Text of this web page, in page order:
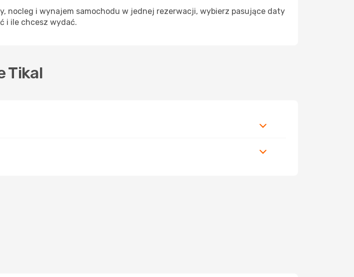
nocleg i wynajem samochodu w jednej rezerwacji, wybierz pasujące daty
i ile chcesz wydać.
Tikal